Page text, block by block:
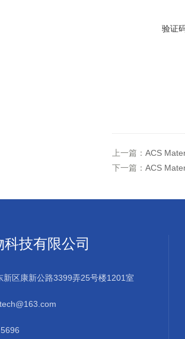
验证
上一篇： ACS
下一篇： ACS
科技有限公司
新区康新公路3399弄25号楼1201室